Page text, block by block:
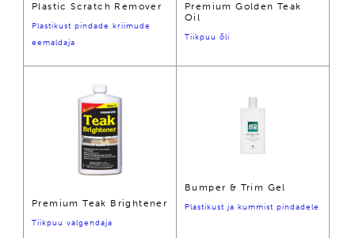
Plastic Scratch Remover
Plastikust pindade kriimude
eemaldaja
Premium Golden Teak
Oil
Tiikpuu õli
Premium Teak Brightener
Tiikpuu valgendaja
Bumper & Trim Gel
Plastikust ja kummist pindadele